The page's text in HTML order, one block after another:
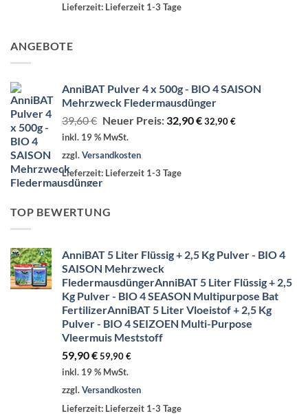
Lieferzeit: Lieferzeit 1-3 Tage
ANGEBOTE
AnniBAT Pulver 4 x 500g - BIO 4 SAISON
Mehrzweck Fledermausdünger
39,60€ Ursprünglicher
Preis
39,60 €
Neuer Preis: 32,90€Aktueller
32,90€
inkl. 19 % MwSt.
zzgl.Versandkosten
Lieferzeit: Lieferzeit 1-3 Tage
TOP BEWERTUNG
AnniBAT 5 Liter Flüssig + 2,5 Kg Pulver - BIO 4
SAISON Mehrzweck
FledermausdüngerAnniBAT 5 Liter Flüssig + 2,5
Kg Pulver - BIO 4 SEASON Multipurpose Bat
FertilizerAnniBAT 5 Liter Vloeistof + 2,5 Kg
Pulver - BIO 4 SEIZOEN Multi-Purpose
Vleermuis Meststoff
59,90€59,90€
inkl. 19 % MwSt.
zzgl.Versandkosten
Lieferzeit: Lieferzeit 1-3 Tage